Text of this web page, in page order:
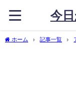
今
ホーム 記事一覧